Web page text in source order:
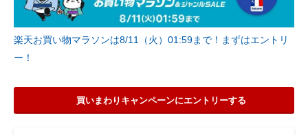
楽天お買い物マラソンは8/11（火）01:59まで！まずはエントリ
ー！
買いまわりキャンペーンにエントリーする